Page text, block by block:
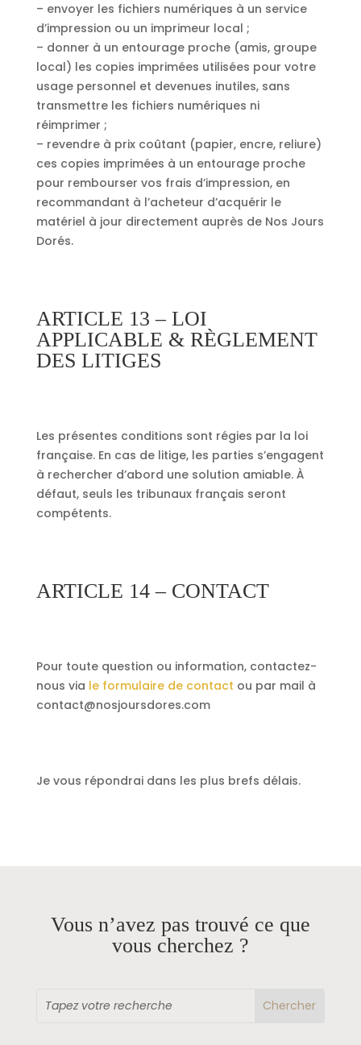
– envoyer les fichiers numériques à un service
d’impression ou un imprimeur local ;
– donner à un entourage proche (amis, groupe
local) les copies imprimées utilisées pour votre
usage personnel et devenues inutiles, sans
transmettre les fichiers numériques ni
réimprimer ;
– revendre à prix coûtant (papier, encre, reliure)
ces copies imprimées à un entourage proche
pour rembourser vos frais d’impression, en
recommandant à l’acheteur d’acquérir le
matériel à jour directement auprès de Nos Jours
Dorés.
ARTICLE 13 – LOI
APPLICABLE & RÈGLEMENT
DES LITIGES
Les présentes conditions sont régies par la loi
française. En cas de litige, les parties s’engagent
à rechercher d’abord une solution amiable. À
défaut, seuls les tribunaux français seront
compétents.
ARTICLE 14 – CONTACT
Pour toute question ou information, contactez-
nous via le formulaire de contact ou par mail à
contact@nosjoursdores.com
Je vous répondrai dans les plus brefs délais.
Vous n’avez pas trouvé ce que
vous cherchez ?